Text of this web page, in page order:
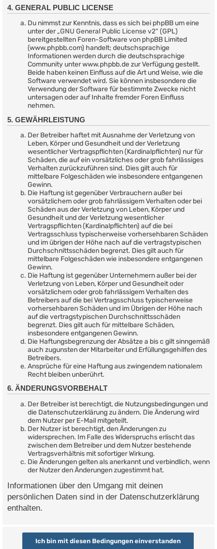
4. GENERAL PUBLIC LICENSE
Du nimmst zur Kenntnis, dass es sich bei phpBB um eine
unter der „GNU General Public License v2“ (GPL)
bereitgestellten Foren-Software von phpBB Limited
(www.phpbb.com) handelt; deutschsprachige
Informationen werden durch die deutschsprachige
Community unter www.phpbb.de zur Verfügung gestellt.
Beide haben keinen Einfluss auf die Art und Weise, wie die
Software verwendet wird. Sie können insbesondere die
Verwendung der Software für bestimmte Zwecke nicht
untersagen oder auf Inhalte fremder Foren Einfluss
nehmen.
5. GEWÄHRLEISTUNG
Der Betreiber haftet mit Ausnahme der Verletzung von
Leben, Körper und Gesundheit und der Verletzung
wesentlicher Vertragspflichten (Kardinalpflichten) nur für
Schäden, die auf ein vorsätzliches oder grob fahrlässiges
Verhalten zurückzuführen sind. Dies gilt auch für
mittelbare Folgeschäden wie insbesondere entgangenen
Gewinn.
Die Haftung ist gegenüber Verbrauchern außer bei
vorsätzlichem oder grob fahrlässigem Verhalten oder bei
Schäden aus der Verletzung von Leben, Körper und
Gesundheit und der Verletzung wesentlicher
Vertragspflichten (Kardinalpflichten) auf die bei
Vertragsschluss typischerweise vorhersehbaren Schäden
und im übrigen der Höhe nach auf die vertragstypischen
Durchschnittsschäden begrenzt. Dies gilt auch für
mittelbare Folgeschäden wie insbesondere entgangenen
Gewinn.
Die Haftung ist gegenüber Unternehmern außer bei der
Verletzung von Leben, Körper und Gesundheit oder
vorsätzlichem oder grob fahrlässigem Verhalten des
Betreibers auf die bei Vertragsschluss typischerweise
vorhersehbaren Schäden und im Übrigen der Höhe nach
auf die vertragstypischen Durchschnittsschäden
begrenzt. Dies gilt auch für mittelbare Schäden,
insbesondere entgangenen Gewinn.
Die Haftungsbegrenzung der Absätze a bis c gilt sinngemäß
auch zugunsten der Mitarbeiter und Erfüllungsgehilfen des
Betreibers.
Ansprüche für eine Haftung aus zwingendem nationalem
Recht bleiben unberührt.
6. ÄNDERUNGSVORBEHALT
Der Betreiber ist berechtigt, die Nutzungsbedingungen und
die Datenschutzerklärung zu ändern. Die Änderung wird
dem Nutzer per E-Mail mitgeteilt.
Der Nutzer ist berechtigt, den Änderungen zu
widersprechen. Im Falle des Widerspruchs erlischt das
zwischen dem Betreiber und dem Nutzer bestehende
Vertragsverhältnis mit sofortiger Wirkung.
Die Änderungen gelten als anerkannt und verbindlich, wenn
der Nutzer den Änderungen zugestimmt hat.
Informationen über den Umgang mit deinen
persönlichen Daten sind in der Datenschutzerklärung
enthalten.